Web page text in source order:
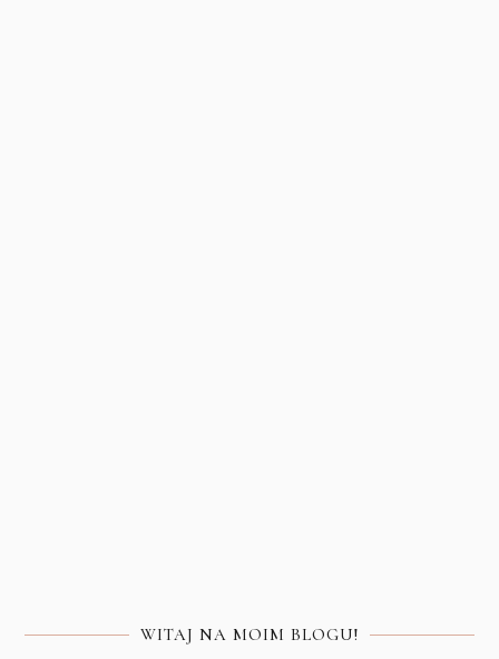
WITAJ NA MOIM BLOGU!